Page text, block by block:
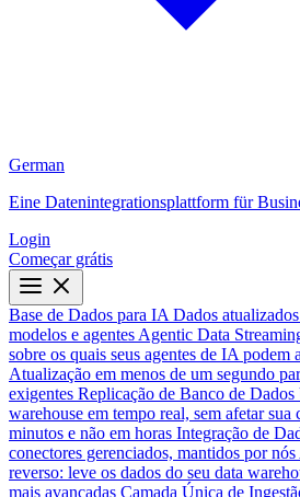
German
Eine Datenintegrationsplattform für
Login
Começar grátis
Base de Dados para IA Dados
modelos e agentes Agentic Data
sobre os quais seus agentes de IA podem
Atualização em menos de um segundo
exigentes Replicação de Banco de Dados
warehouse em tempo real, sem afetar sua
minutos e não em horas Integração de
conectores gerenciados, mantidos por nós
reverso: leve os dados do seu data
mais avançadas Camada Única de